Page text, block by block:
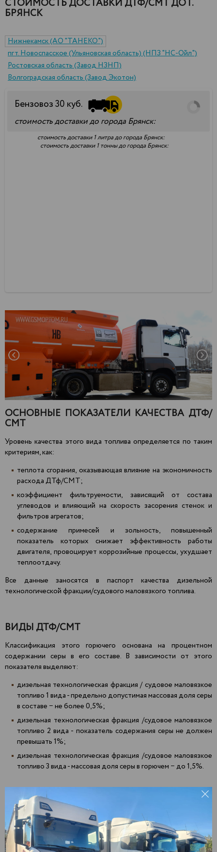
СТОИМОСТЬ ДОСТАВКИ ДТФ/СМТ ДО Г.
БРЯНСК
Нижнекамск (АО "ТАНЕКО")
пгт. Новоспасское (Ульяновская область) (НПЗ "НС-Ойл")
Ростовская область (Завод НЗНП)
Волгоградская область (Завод Экотон)
Бензовоз30 куб.
стоимость доставки до города Брянск:
стоимость доставки 1 литра до города Брянск:
стоимость доставки 1 тонны до города Брянск:
ОСНОВНЫЕ ПОКАЗАТЕЛИ КАЧЕСТВА ДТФ/
СМТ
Уровень качества этого вида топлива определяется по таким
критериям, как:
теплота сгорания, оказывающая влияние на экономичность
расхода ДТф/СМТ;
коэффициент фильтруемости, зависящий от состава
углеводов и влияющий на скорость засорения стенок и
фильтров агрегатов;
содержание примесей и зольность, повышенный
показатель которых снижает эффективность работы
двигателя, провоцирует коррозийные процессы, ухудшает
теплоотдачу.
Все данные заносятся в паспорт качества дизельной
технологической фракции/судового маловязкого топлива.
ВИДЫ ДТФ/СМТ
Классификация этого горючего основана на процентном
содержании серы в его составе. В зависимости от этого
показателя выделяют:
дизельная технологическая фракция / судовое маловязкое
топливо 1 вида - предельно допустимая массовая доля серы
в составе − не более 0,5%;
дизельная технологическая фракция /судовое маловязкое
топливо 2 вида - показатель содержания серы не должен
превышать 1%;
дизельная технологическая фракция /судовое маловязкое
топливо 3 вида - массовая доля серы в горючем − до 1,5%.
Агрыз
Актаныш
Алнаши
Альметьевск
Арамиль
Арзамас
Златоуст
Иваново
Ижевск
Йошкар-Ола
Казань
Первоуральск
Пермь
Подольск
Подосинки